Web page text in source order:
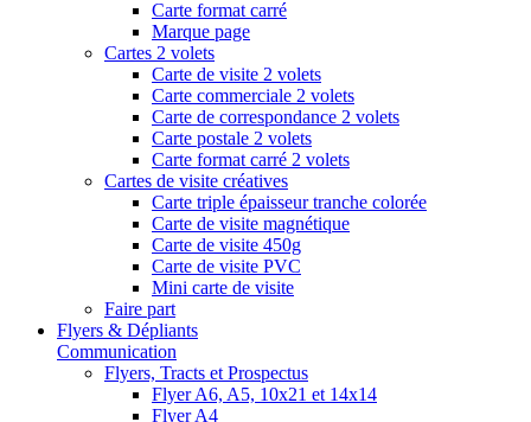
Carte format carré
Marque page
Cartes 2 volets
Carte de visite 2 volets
Carte commerciale 2 volets
Carte de correspondance 2 volets
Carte postale 2 volets
Carte format carré 2 volets
Cartes de visite créatives
Carte triple épaisseur tranche colorée
Carte de visite magnétique
Carte de visite 450g
Carte de visite PVC
Mini carte de visite
Faire part
Flyers & Dépliants
Communication
Flyers, Tracts et Prospectus
Flyer A6, A5, 10x21 et 14x14
Flyer A4